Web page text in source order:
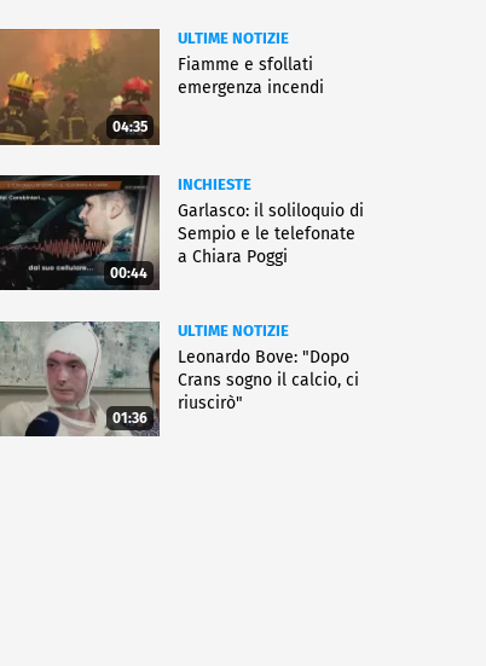
04:35
ULTIME NOTIZIE
Fiamme e sfollati
emergenza incendi
00:44
INCHIESTE
Garlasco: il soliloquio di
Sempio e le telefonate
a Chiara Poggi
01:36
ULTIME NOTIZIE
Leonardo Bove: "Dopo
Crans sogno il calcio, ci
riuscirò"